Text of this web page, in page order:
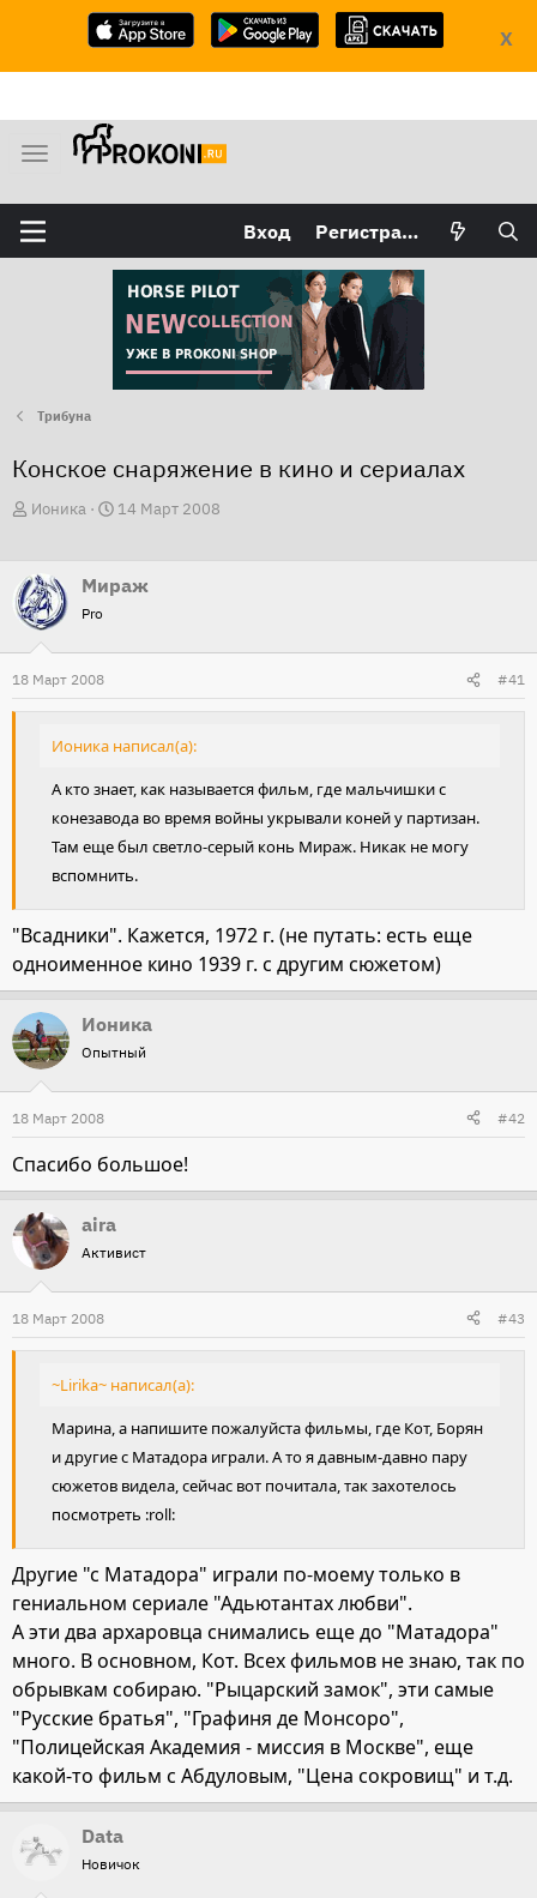
X
М
н
ю
Вход Регистрация
Трибуна
Конское снаряжение в кино и сериалах
А
о
р
т
е
м
Ионика
Д
а
а
а
14 Март 2008
Мираж
Pro
18 Март 2008 #41
Ионика написал(а):
А кто знает, как называется фильм, где мальчишки с
конезавода во время войны укрывали коней у партизан.
Там еще был светло-серый конь Мираж. Никак не могу
вспомнить.
"Всадники". Кажется, 1972 г. (не путать: есть еще
одноименное кино 1939 г. с другим сюжетом)
Ионика
Опытный
18 Март 2008 #42
Спасибо большое!
aira
Активист
18 Март 2008 #43
~Lirika~ написал(а):
Марина, а напишите пожалуйста фильмы, где Кот, Борян
и другие с Матадора играли. А то я давным-давно пару
сюжетов видела, сейчас вот почитала, так захотелось
посмотреть :roll:
Другие "с Матадора" играли по-моему только в
гениальном сериале "Адьютантах любви".
А эти два архаровца снимались еще до "Матадора"
много. В основном, Кот. Всех фильмов не знаю, так по
обрывкам собираю. "Рыцарский замок", эти самые
"Русские братья", "Графиня де Монсоро",
"Полицейская Академия - миссия в Москве", еще
какой-то фильм с Абдуловым, "Цена сокровищ" и т.д.
Data
Новичок